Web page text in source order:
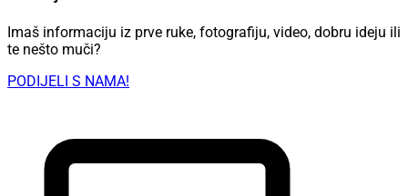
Imaš informaciju iz prve ruke, fotografiju, video, dobru ideju ili
te nešto muči?
PODIJELI S NAMA!